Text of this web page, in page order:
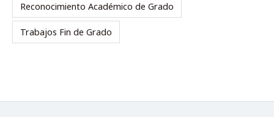
Reconocimiento Académico de Grado
Trabajos Fin de Grado